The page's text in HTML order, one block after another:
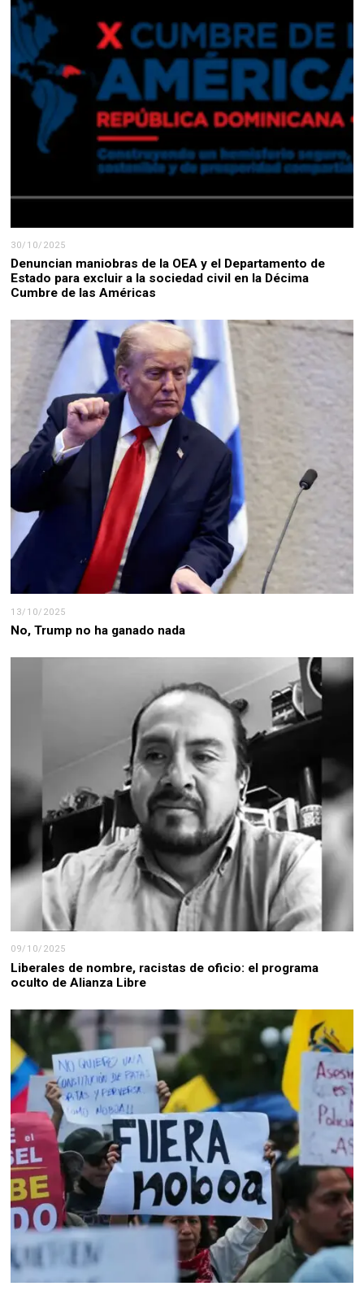
30/10/2025
Denuncian maniobras de la OEA y el Departamento de
Estado para excluir a la sociedad civil en la Décima
Cumbre de las Américas
13/10/2025
No, Trump no ha ganado nada
09/10/2025
Liberales de nombre, racistas de oficio: el programa
oculto de Alianza Libre